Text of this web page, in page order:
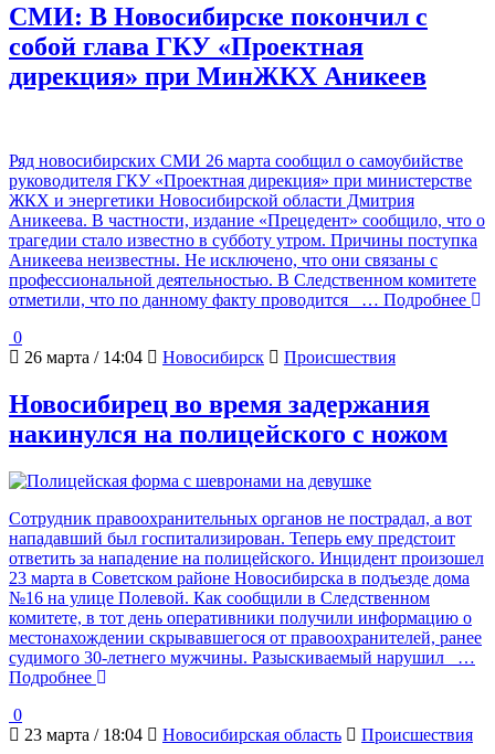
СМИ: В Новосибирске покончил с
собой глава ГКУ «Проектная
дирекция» при МинЖКХ Аникеев
Ряд новосибирских СМИ 26 марта сообщил о самоубийстве
руководителя ГКУ «Проектная дирекция» при министерстве
ЖКХ и энергетики Новосибирской области Дмитрия
Аникеева. В частности, издание «Прецедент» сообщило, что о
трагедии стало известно в субботу утром. Причины поступка
Аникеева неизвестны. Не исключено, что они связаны с
профессиональной деятельностью. В Следственном комитете
отметили, что по данному факту проводится
… Подробнее
0
26 марта / 14:04
Новосибирск Происшествия
Новосибирец во время задержания
накинулся на полицейского с ножом
Сотрудник правоохранительных органов не пострадал, а вот
нападавший был госпитализирован. Теперь ему предстоит
ответить за нападение на полицейского. Инцидент произошел
23 марта в Советском районе Новосибирска в подъезде дома
№16 на улице Полевой. Как сообщили в Следственном
комитете, в тот день оперативники получили информацию о
местонахождении скрывавшегося от правоохранителей, ранее
судимого 30-летнего мужчины. Разыскиваемый нарушил
…
Подробнее
0
23 марта / 18:04
Новосибирская область Происшествия